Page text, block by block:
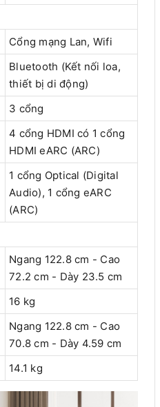
Cổng mạng Lan, Wifi
Bluetooth (Kết nối loa,
thiết bị di động)
3 cổng
4 cổng HDMI có 1 cổng
HDMI eARC (ARC)
1 cổng Optical (Digital
Audio), 1 cổng eARC
(ARC)
Ngang 122.8 cm - Cao
72.2 cm - Dày 23.5 cm
16 kg
Ngang 122.8 cm - Cao
70.8 cm - Dày 4.59 cm
14.1 kg